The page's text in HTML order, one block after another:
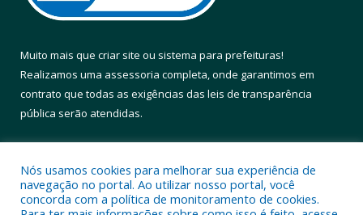
Muito mais que criar site ou sistema para prefeituras!
Realizamos uma assessoria completa, onde garantimos em
contrato que todas as exigências das leis de transparência
pública serão atendidas.
Nós usamos cookies para melhorar sua experiência de
navegação no portal. Ao utilizar nosso portal, você
concorda com a política de monitoramento de cookies.